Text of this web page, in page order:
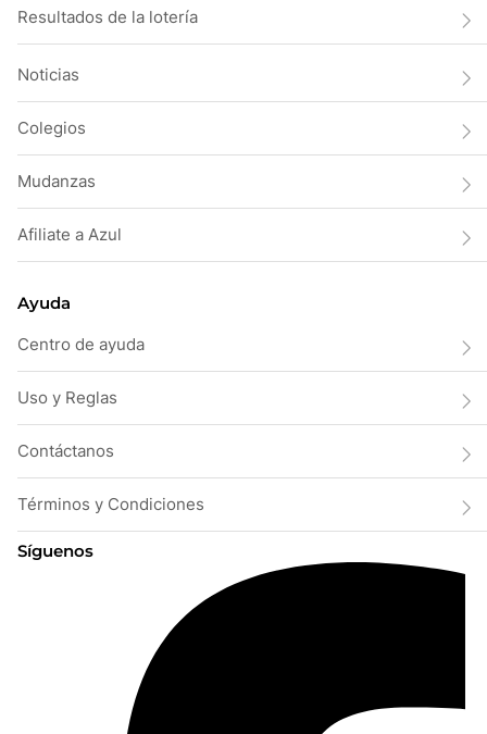
Resultados de la lotería
Noticias
Colegios
Mudanzas
Afiliate a Azul
Ayuda
Centro de ayuda
Uso y Reglas
Contáctanos
Términos y Condiciones
Síguenos